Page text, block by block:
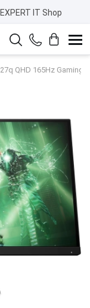
IT Shop
QHD 165Hz Gaming